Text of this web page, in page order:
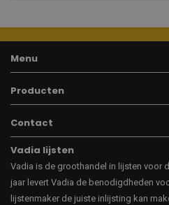
Menu
Producten
Contact
Vadia lijsten
Vadia is de groothandel in lijsten voor
jaar levert Vadia de benodigdheden
lijstenmaker de juiste inlijsting kan